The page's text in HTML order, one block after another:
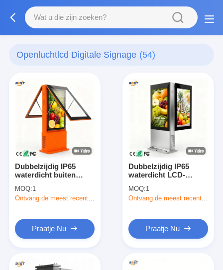
Openluchtlcd Digitale Signage (54)
Dubbelzijdig IP65
waterdicht buiten
10-punts capacitieve
aanraking voor
evenementen
MOQ:1
Ontvang de meest recente Prijs
Praatje Nu
Dubbelzijdig IP65
waterdicht LCD-
met 50000 uur
levensduur voor
MOQ:1
Ontvang de meest recente Prijs
Praatje Nu